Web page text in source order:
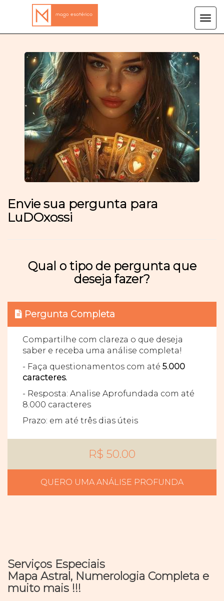
Envie sua pergunta para
LuDOxossi
Qual o tipo de pergunta que
deseja fazer?
Pergunta Completa
Compartilhe com clareza o que deseja
saber e receba uma análise completa!
- Faça questionamentos com até 5.000
caracteres.
- Resposta: Analise Aprofundada com até
8.000 caracteres
Prazo: em até três dias úteis
R$ 50.00
QUERO UMA ANÁLISE PROFUNDA
Serviços Especiais
Mapa Astral, Numerologia Completa e
muito mais !!!